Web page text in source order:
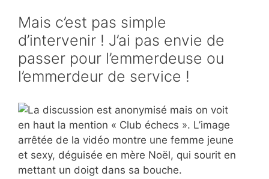
Mais c’est pas simple
d’intervenir ! J’ai pas envie de
passer pour l’emmerdeuse ou
l’emmerdeur de service !